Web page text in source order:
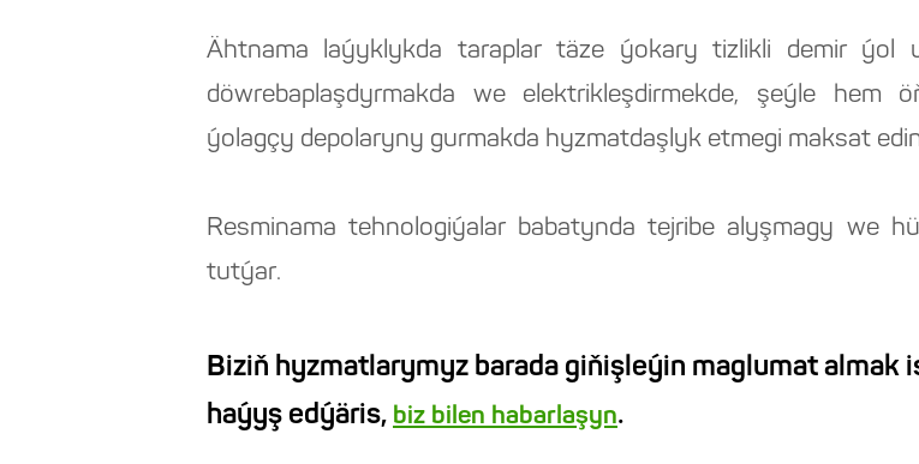
Ähtnama laýyklykda taraplar täze ýokary tizlikli demir ýol
döwrebaplaşdyrmakda we elektrikleşdirmekde, şeýle hem
ýolagçy depolaryny gurmakda hyzmatdaşlyk etmegi maksat
Resminama tehnologiýalar babatynda tejribe alyşmagy we
tutýar.
Biziň hyzmatlarymyz barada giňişleýin maglumat almak
haýyş edýäris, biz bilen habarlaşyn.